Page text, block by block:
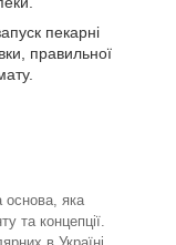
пекарні
правильної
яка
та концепції.